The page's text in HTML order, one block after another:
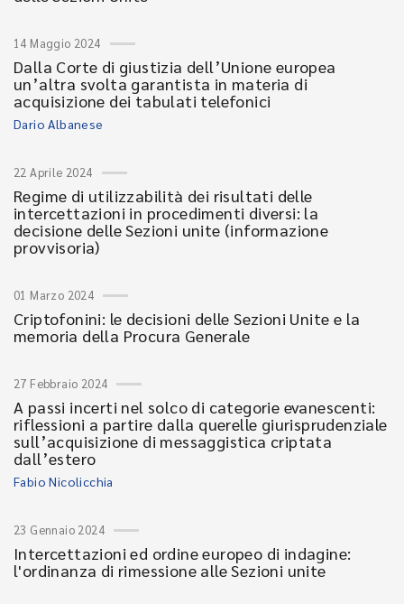
14 Maggio 2024
Dalla Corte di giustizia dell’Unione europea
un’altra svolta garantista in materia di
acquisizione dei tabulati telefonici
Dario Albanese
22 Aprile 2024
Regime di utilizzabilità dei risultati delle
intercettazioni in procedimenti diversi: la
decisione delle Sezioni unite (informazione
provvisoria)
01 Marzo 2024
Criptofonini: le decisioni delle Sezioni Unite e la
memoria della Procura Generale
27 Febbraio 2024
A passi incerti nel solco di categorie evanescenti:
riflessioni a partire dalla querelle giurisprudenziale
sull’acquisizione di messaggistica criptata
dall’estero
Fabio Nicolicchia
23 Gennaio 2024
Intercettazioni ed ordine europeo di indagine:
l'ordinanza di rimessione alle Sezioni unite